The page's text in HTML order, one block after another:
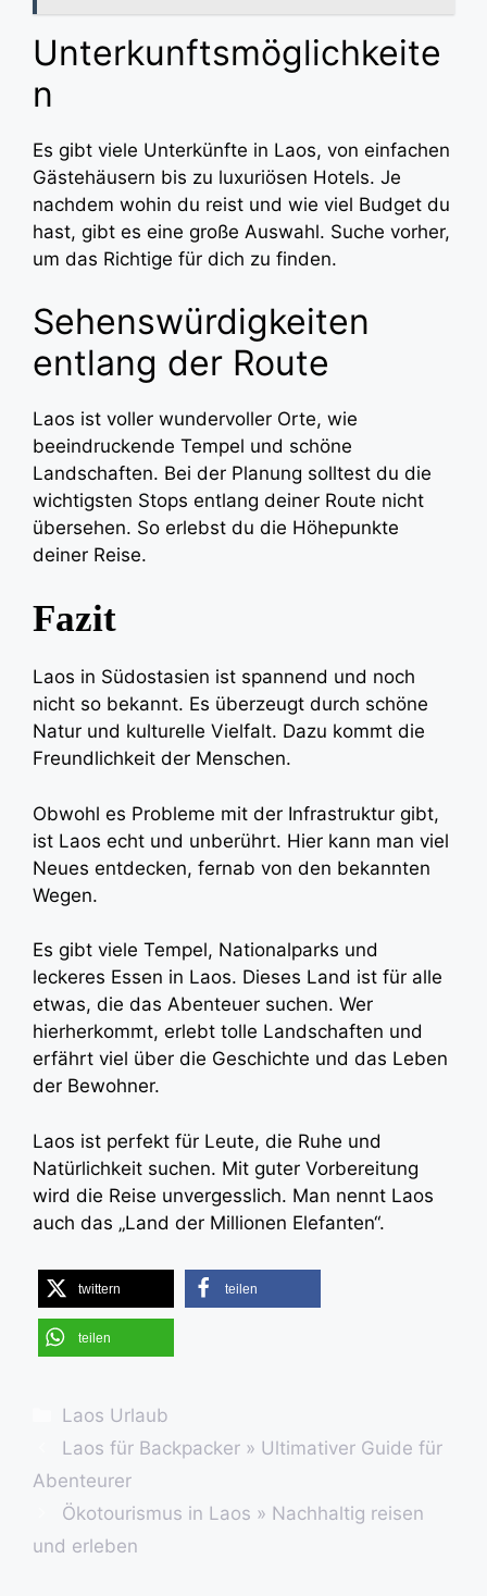
Unterkunftsmöglichkeite
n
Es gibt viele Unterkünfte in Laos, von einfachen
Gästehäusern bis zu luxuriösen Hotels. Je
nachdem wohin du reist und wie viel Budget du
hast, gibt es eine große Auswahl. Suche vorher,
um das Richtige für dich zu finden.
Sehenswürdigkeiten
entlang der Route
Laos ist voller wundervoller Orte, wie
beeindruckende Tempel und schöne
Landschaften. Bei der Planung solltest du die
wichtigsten Stops entlang deiner Route nicht
übersehen. So erlebst du die Höhepunkte
deiner Reise.
Fazit
Laos in Südostasien ist spannend und noch
nicht so bekannt. Es überzeugt durch schöne
Natur und kulturelle Vielfalt. Dazu kommt die
Freundlichkeit der Menschen.
Obwohl es Probleme mit der Infrastruktur gibt,
ist Laos echt und unberührt. Hier kann man viel
Neues entdecken, fernab von den bekannten
Wegen.
Es gibt viele Tempel, Nationalparks und
leckeres Essen in Laos. Dieses Land ist für alle
etwas, die das Abenteuer suchen. Wer
hierherkommt, erlebt tolle Landschaften und
erfährt viel über die Geschichte und das Leben
der Bewohner.
Laos ist perfekt für Leute, die Ruhe und
Natürlichkeit suchen. Mit guter Vorbereitung
wird die Reise unvergesslich. Man nennt Laos
auch das „Land der Millionen Elefanten“.
twittern teilen
teilen
Kategorien
Laos Urlaub
Laos für Backpacker » Ultimativer Guide für
Abenteurer
Ökotourismus in Laos » Nachhaltig reisen
und erleben